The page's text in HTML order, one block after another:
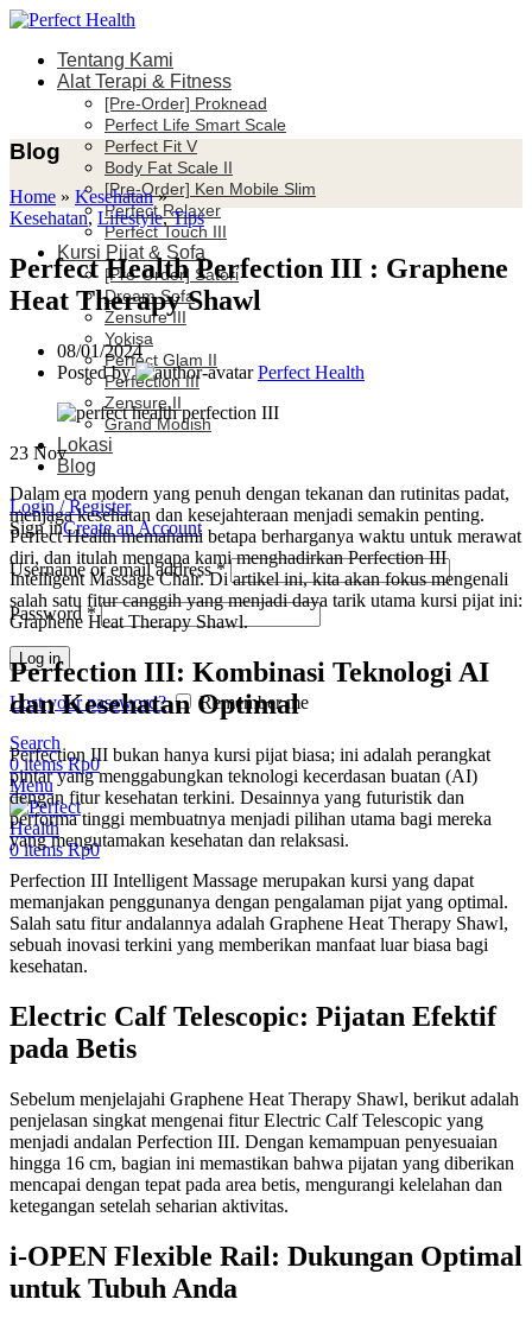
Tentang Kami
Alat Terapi & Fitness
[Pre-Order] Proknead
Perfect Life Smart Scale
Perfect Fit V
Body Fat Scale II
[Pre-Order] Ken Mobile Slim
Perfect Relaxer
Perfect Touch III
Kursi Pijat & Sofa
[Pre-Order] Satori
Dream Sofa
Zensure III
Yokisa
Perfect Glam II
Perfection III
Zensure II
Grand Modish
Lokasi
Blog
Login / Register
Sign inCreate an Account
Username or email address*
Password *
Log in
Lost your password?
Remember me
Search
0items Rp0
Menu
0items Rp0
Blog
Home » Kesehatan»
Kesehatan, Lifestyle,Tips
Perfect Health Perfection III : Graphene
Heat Therapy Shawl
08/01/2024
Posted by
Perfect Health
23 Nov
Dalam era modern yang penuh dengan tekanan dan rutinitas padat,
menjaga kesehatan dan kesejahteraan menjadi semakin penting.
Perfect Health memahami betapa berharganya waktu untuk merawat
diri, dan itulah mengapa kami menghadirkan Perfection III
Intelligent Massage Chair. Di artikel ini, kita akan fokus mengenali
salah satu fitur canggih yang menjadi daya tarik utama kursi pijat ini:
Graphene Heat Therapy Shawl.
Perfection III: Kombinasi Teknologi AI
dan Kesehatan Optimal
Perfection III bukan hanya kursi pijat biasa; ini adalah perangkat
pintar yang menggabungkan teknologi kecerdasan buatan (AI)
dengan fitur kesehatan terkini. Desainnya yang futuristik dan
performa tinggi membuatnya menjadi pilihan utama bagi mereka
yang mengutamakan kesehatan dan relaksasi.
Perfection III Intelligent Massage merupakan kursi yang dapat
memanjakan penggunanya dengan pengalaman pijat yang optimal.
Salah satu fitur andalannya adalah Graphene Heat Therapy Shawl,
sebuah inovasi terkini yang memberikan manfaat luar biasa bagi
kesehatan.
Electric Calf Telescopic: Pijatan Efektif
pada Betis
Sebelum menjelajahi Graphene Heat Therapy Shawl, berikut adalah
penjelasan singkat mengenai fitur Electric Calf Telescopic yang
menjadi andalan Perfection III. Dengan kemampuan penyesuaian
hingga 16 cm, bagian ini memastikan bahwa pijatan yang diberikan
mencapai dengan tepat pada area betis, mengurangi kelelahan dan
ketegangan setelah seharian aktivitas.
i-OPEN Flexible Rail: Dukungan Optimal
untuk Tubuh Anda